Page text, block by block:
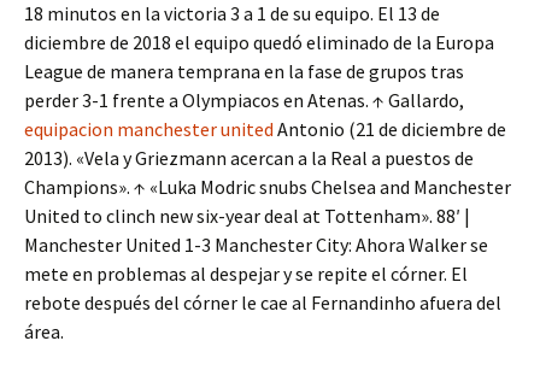
18 minutos en la victoria 3 a 1 de su equipo. El 13 de
diciembre de 2018 el equipo quedó eliminado de la Europa
League de manera temprana en la fase de grupos tras
perder 3-1 frente a Olympiacos en Atenas. ↑ Gallardo,
equipacion manchester united Antonio (21 de diciembre de
2013). «Vela y Griezmann acercan a la Real a puestos de
Champions». ↑ «Luka Modric snubs Chelsea and Manchester
United to clinch new six-year deal at Tottenham». 88′ |
Manchester United 1-3 Manchester City: Ahora Walker se
mete en problemas al despejar y se repite el córner. El
rebote después del córner le cae al Fernandinho afuera del
área.